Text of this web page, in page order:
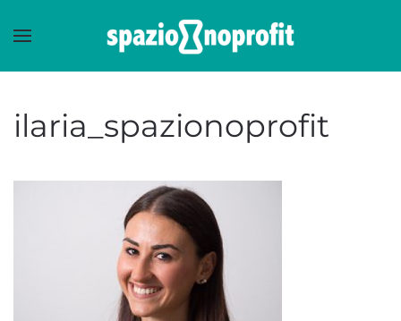
Skip to main content
ilaria_spazionoprofit